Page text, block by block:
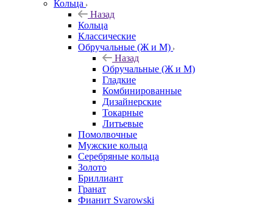
Кольца
Назад
Кольца
Классические
Обручальные (Ж и М)
Назад
Обручальные (Ж и М)
Гладкие
Комбинированные
Дизайнерские
Токарные
Литьевые
Помолвочные
Мужские кольца
Серебряные кольца
Золото
Бриллиант
Гранат
Фианит Svarowski